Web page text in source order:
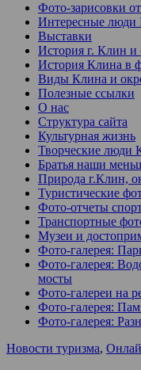
Фото-зарисовки
Интересные люди
Выставки
История г. Клин и
История Клина в
Виды Клина и
Полезные ссылки
О нас
Структура сайта
Культурная жизнь
Творческие люди
Братья наши
Природа г.Клин,
Туристические
Фото-отчеты
Транспортные
Музеи и
Фото-галерея:
Фото-галерея:
мосты
Фото-галереи на
Фото-галерея:
Фото-галерея:
Новости туризма,